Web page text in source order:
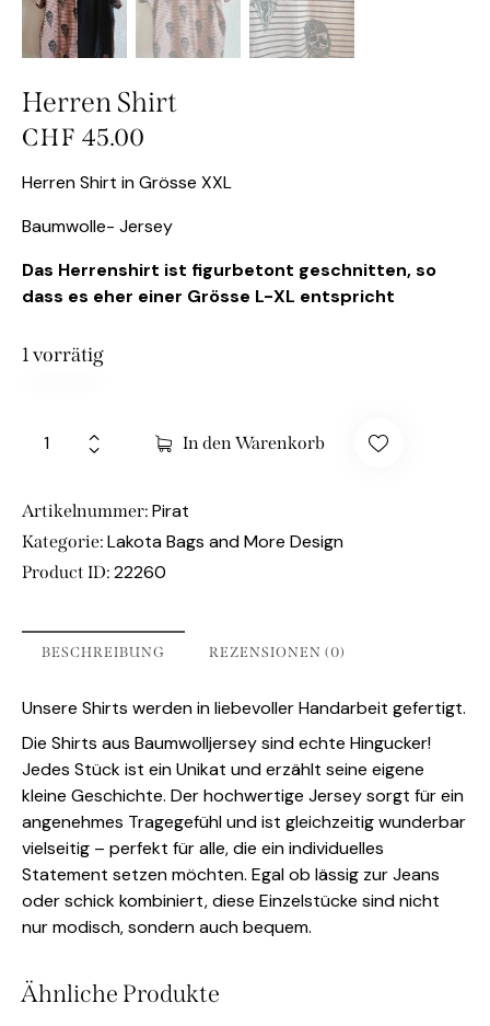
Herren Shirt
CHF 45.00
Herren Shirt in Grösse XXL
Baumwolle- Jersey
Das Herrenshirt ist figurbetont geschnitten, so
dass es eher einer Grösse L-XL entspricht
1 vorrätig
In den Warenkorb
Artikelnummer: Pirat
Kategorie: Lakota Bags and More Design
Product ID: 22260
BESCHREIBUNG REZENSIONEN (0)
Unsere Shirts werden in liebevoller Handarbeit gefertigt.
Die Shirts aus Baumwolljersey sind echte Hingucker!
Jedes Stück ist ein Unikat und erzählt seine eigene
kleine Geschichte. Der hochwertige Jersey sorgt für ein
angenehmes Tragegefühl und ist gleichzeitig wunderbar
vielseitig – perfekt für alle, die ein individuelles
Statement setzen möchten. Egal ob lässig zur Jeans
oder schick kombiniert, diese Einzelstücke sind nicht
nur modisch, sondern auch bequem.
Ähnliche Produkte